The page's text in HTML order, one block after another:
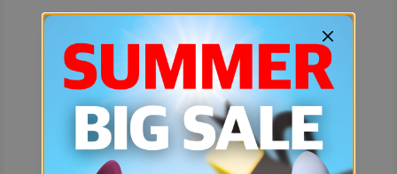
예상치 못한 에러입니다.